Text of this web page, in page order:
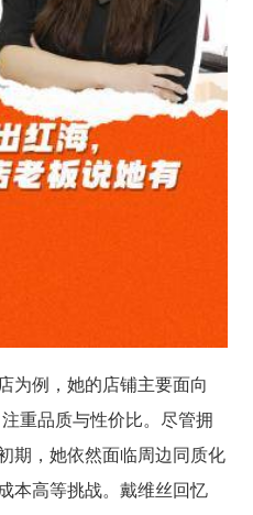
为例，她的店铺主要面向
重品质与性价比。尽管拥
期，她依然面临周边同质化
本高等挑战。戴维丝回忆